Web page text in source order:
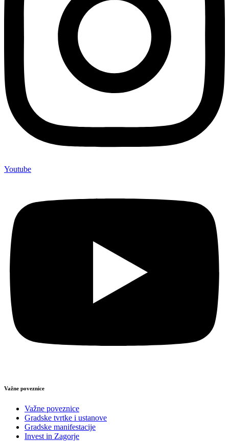
Youtube
Važne poveznice
Važne poveznice
Gradske tvrtke i ustanove
Gradske manifestacije
Invest in Zagorje